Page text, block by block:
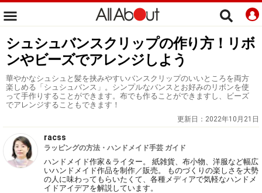
シュシュバンスクリップの作り方！リボ
ンやビーズでアレンジしよう
華やかなシュシュと髪を挟みやすいバンスクリップのいいところを両方
楽しめる「シュシュバンス」。シンプルなバンスとお好みのリボンを使
って手作りすることができます。布でも作ることができますし、ビーズ
でアレンジすることもできます！
更新日： 2022年10月21日
racss
ラッピングの方法・ハンドメイド手芸 ガイド
ハンドメイド作家＆ライター。 紙雑貨、布小物、洋服など幅広
いハンドメイド作品を制作／販売。 ものづくりの楽しさを大勢
の人に味わってもらいたくて、各種メディアで気軽なハンドメ
イドアイデアを解説しています。